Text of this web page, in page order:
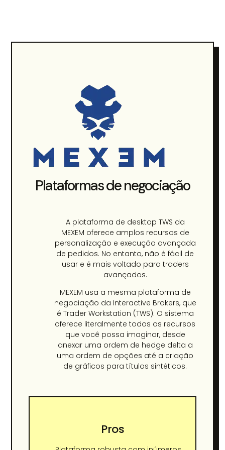
Plataformas de negociação
A plataforma de desktop TWS da
MEXEM oferece amplos recursos de
personalização e execução avançada
de pedidos. No entanto, não é fácil de
usar e é mais voltado para traders
avançados.
MEXEM usa a mesma plataforma de
negociação da Interactive Brokers, que
é Trader Workstation (TWS). O sistema
oferece literalmente todos os recursos
que você possa imaginar, desde
anexar uma ordem de hedge delta a
uma ordem de opções até a criação
de gráficos para títulos sintéticos.
Pros